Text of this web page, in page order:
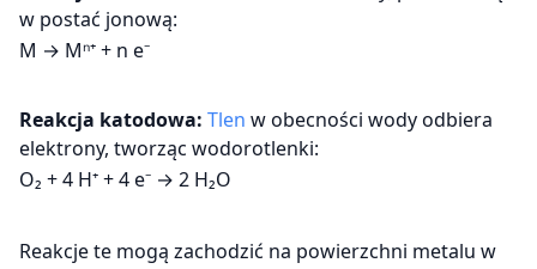
w postać jonową:
M → Mⁿ⁺ + n e⁻
Reakcja katodowa: Tlen w obecności wody odbiera
elektrony, tworząc wodorotlenki:
O₂ + 4 H⁺ + 4 e⁻ → 2 H₂O
Reakcje te mogą zachodzić na powierzchni metalu w